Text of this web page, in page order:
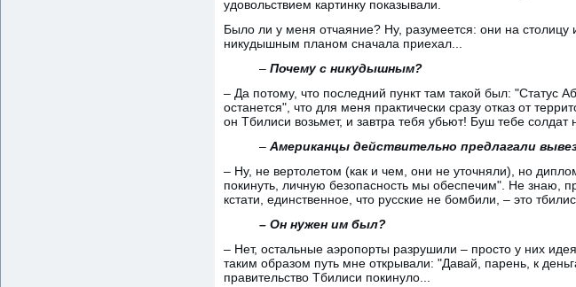
удовольствием картинку показывали.
Было ли у меня отчаяние? Ну, разумеется: они на
никудышным планом сначала приехал...
– Почему с никудышным?
– Да потому, что последний пункт там такой был:
останется", что для меня практически сразу отказ от
он Тбилиси возьмет, и завтра тебя убьют! Буш тебе
– Американцы действительно предлагали
– Ну, не вертолетом (как и чем, они не уточняли), но
покинуть, личную безопасность мы обеспечим". Не знаю,
кстати, единственное, что русские не бомбили, – это
– Он нужен им был?
– Нет, остальные аэропорты разрушили – просто у них
таким образом путь мне открывали: "Давай, парень, к
правительство Тбилиси покинуло...